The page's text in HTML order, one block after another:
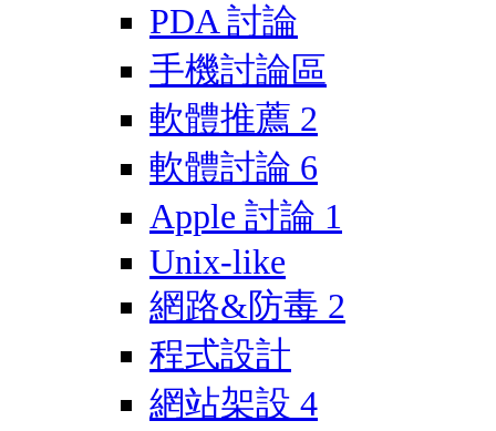
PDA 討論
手機討論區
軟體推薦 2
軟體討論 6
Apple 討論 1
Unix-like
網路&防毒 2
程式設計
網站架設 4